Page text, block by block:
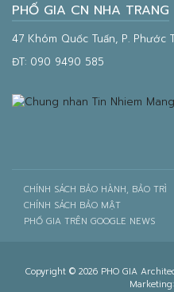
PHỐ GIA CN NHA TRANG
47 Khóm Quốc Tuấn, P. Phước
ĐT: 090 9490 585
CHÍNH SÁCH BẢO HÀNH, BẢO TRÌ
CHÍNH SÁCH BẢO MẬT
PHỐ GIA TRÊN GOOGLE NEWS
Copyright © 2026 PHO GIA
Marketing: